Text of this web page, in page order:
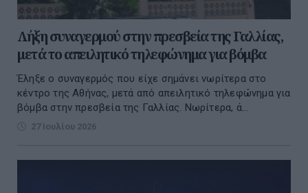
Λήξη συναγερμού στην πρεσβεία της Γαλλίας,
μετά το απειλητικό τηλεφώνημα για βόμβα
Έληξε ο συναγερμός που είχε σημάνει νωρίτερα στο
κέντρο της Αθήνας, μετά από απειλητικό τηλεφώνημα για
βόμβα στην πρεσβεία της Γαλλίας. Νωρίτερα, ά...
27 Ιουλίου 2026